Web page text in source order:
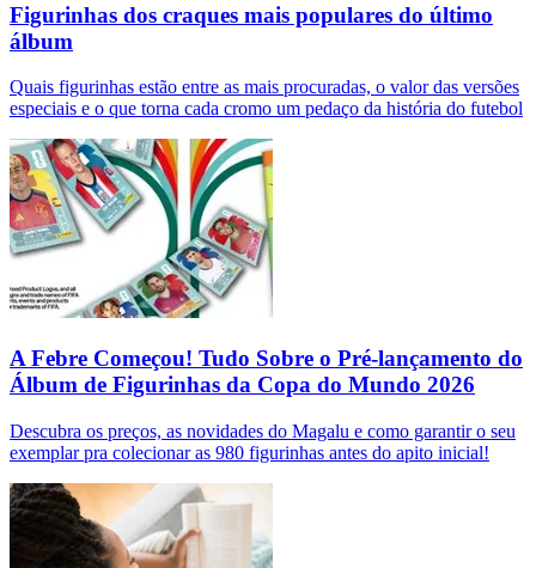
Figurinhas dos craques mais populares do último
álbum
Quais figurinhas estão entre as mais procuradas, o valor das versões
especiais e o que torna cada cromo um pedaço da história do futebol
A Febre Começou! Tudo Sobre o Pré-lançamento do
Álbum de Figurinhas da Copa do Mundo 2026
Descubra os preços, as novidades do Magalu e como garantir o seu
exemplar pra colecionar as 980 figurinhas antes do apito inicial!